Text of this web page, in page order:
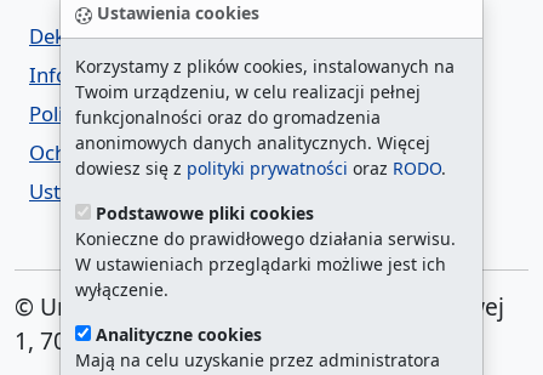
Ustawienia cookies
Korzystamy z plików cookies, instalowanych na
Twoim urządzeniu, w celu realizacji pełnej
funkcjonalności oraz do gromadzenia
anonimowych danych analitycznych. Więcej
dowiesz się z polityki prywatności oraz RODO.
Podstawowe pliki cookies
Konieczne do prawidłowego działania serwisu.
W ustawieniach przeglądarki możliwe jest ich
wyłączenie.
Analityczne cookies
Mają na celu uzyskanie przez administratora
Deklaracja dostępności
Informacja o urzędzie w ETR
Polityka prywatności
Ochrona danych osobowych
Ustawienia cookies
© Urząd Miasta Szczecin. Plac Armii Krajowej
1, 70-456 Szczecin